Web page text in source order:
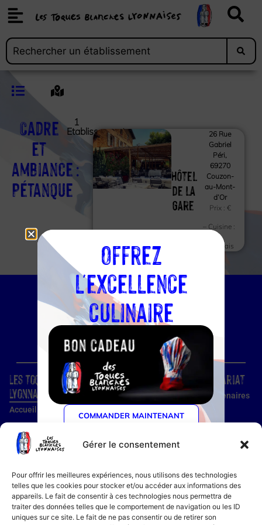
Gérer le consentement
Pour offrir les meilleures expériences, nous utilisons des technologies
telles que les cookies pour stocker et/ou accéder aux informations des
appareils. Le fait de consentir à ces technologies nous permettra de
traiter des données telles que le comportement de navigation ou les ID
uniques sur ce site. Le fait de ne pas consentir ou de retirer son
Cadre
et
ambiance :
Pétanque
1
Etablissements
Hôtel
de la
Gare
26 Rue
Gabriel
Péri,
69270
Couzon-
au-Mont-
d’Or
Prix : €
– Cuisine :
Français
Partenariat
Nos partenaires
Devenir
partenaire
Devenir membre
Les Toques Blanches
Lyonnaises
Accueil
Guide établissements
Notre histoire
Bon cadeau
Recettes
Site
Condition d'utilisation
Confidentialité
Mentions légales
Offrez
l'excellence
culinaire
COMMANDER MAINTENANT